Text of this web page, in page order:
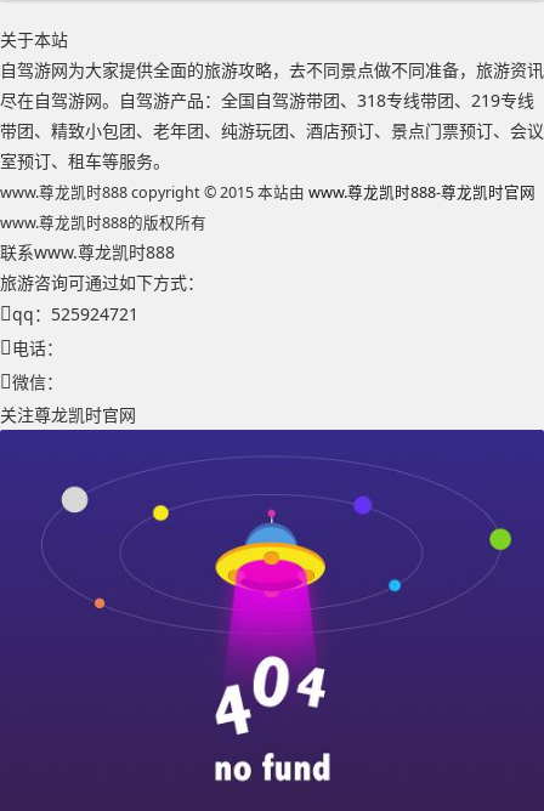
关于本站
自驾游网为大家提供全面的旅游攻略，去不同景点做不同准备，旅游资讯
尽在自驾游网。自驾游产品：全国自驾游带团、318专线带团、219专线
带团、精致小包团、老年团、纯游玩团、酒店预订、景点门票预订、会议
室预订、租车等服务。
www.尊龙凯时888 copyright © 2015 本站由 www.尊龙凯时888-尊龙凯时官网
www.尊龙凯时888的版权所有
联系www.尊龙凯时888
旅游咨询可通过如下方式：
qq：525924721
电话：
微信：
关注尊龙凯时官网